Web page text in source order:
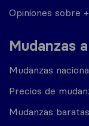
Opiniones sobre
Mudanzas
Mudanzas
Precios de
Mudanzas baratas